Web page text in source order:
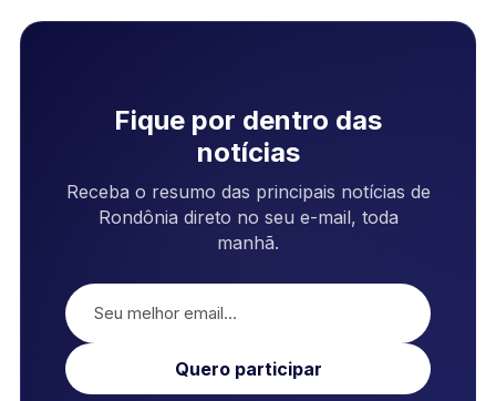
Fique por dentro das
notícias
Receba o resumo das principais notícias de
Rondônia direto no seu e-mail, toda
manhã.
Quero participar